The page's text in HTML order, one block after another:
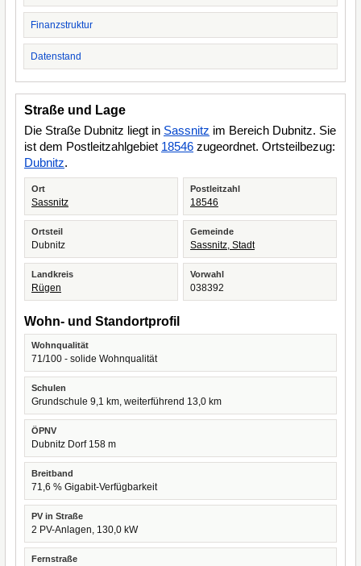
Finanzstruktur
Datenstand
Straße und Lage
Die Straße Dubnitz liegt in Sassnitz im Bereich Dubnitz. Sie
ist dem Postleitzahlgebiet 18546 zugeordnet. Ortsteilbezug:
Dubnitz.
Ort
Sassnitz
Postleitzahl
18546
Ortsteil
Dubnitz
Gemeinde
Sassnitz, Stadt
Landkreis
Rügen
Vorwahl
038392
Wohn- und Standortprofil
Wohnqualität
71/100 - solide Wohnqualität
Schulen
Grundschule 9,1 km, weiterführend 13,0 km
ÖPNV
Dubnitz Dorf 158 m
Breitband
71,6 % Gigabit-Verfügbarkeit
PV in Straße
2 PV-Anlagen, 130,0 kW
Fernstraße